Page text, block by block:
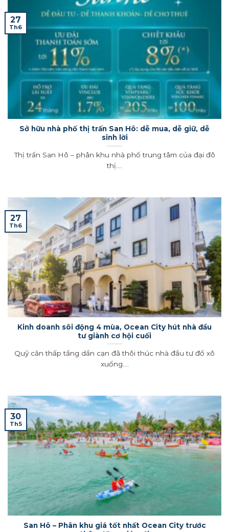
Sở hữu nhà phố thị trấn San Hô: dễ mua, dễ giữ, dễ
sinh lời
Thị trấn San Hô – phân khu nhà phố trung tâm của đại đô
thị....
27
Th6
Kinh doanh sôi động 4 mùa, Ocean City hút nhà đầu
tư giành cơ hội cuối
Quỹ căn thấp tầng dần cạn đã thôi thúc nhà đầu tư đổ xô
xuống....
27
Th6
San Hô – Phân khu giá tốt nhất Ocean City trước
30
Th5